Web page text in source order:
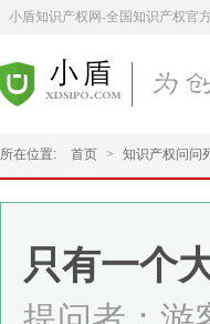
小盾知识产权网-全国知识产权官
所在位置: 首页 > 知识产权问问
只有一个